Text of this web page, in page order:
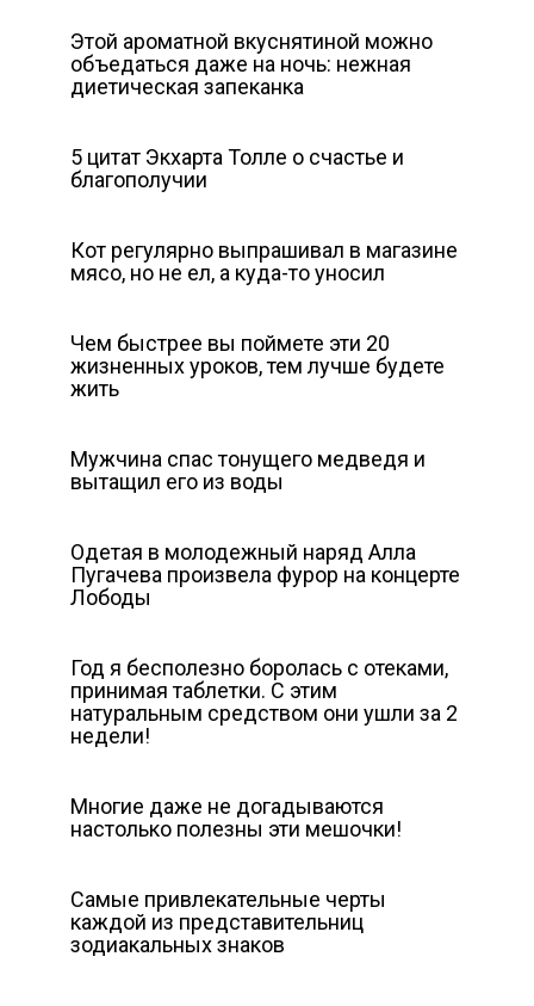
Этой ароматной вкуснятиной можно
объедаться даже на ночь: нежная
диетическая запеканка
5 цитат Экхарта Толле о счастье и
благополучии
Кот регулярно выпрашивал в магазине
мясо, но не ел, а куда-то уносил
Чем быстрее вы поймете эти 20
жизненных уроков, тем лучше будете
жить
Мужчина спас тонущего медведя и
вытащил его из воды
Одетая в молодежный наряд Алла
Пугачева произвела фурор на концерте
Лободы
Год я бесполезно боролась с отеками,
принимая таблетки. С этим
натуральным средством они ушли за 2
недели!
Многие даже не догадываются
настолько полезны эти мешочки!
Самые привлекательные черты
каждой из представительниц
зодиакальных знаков